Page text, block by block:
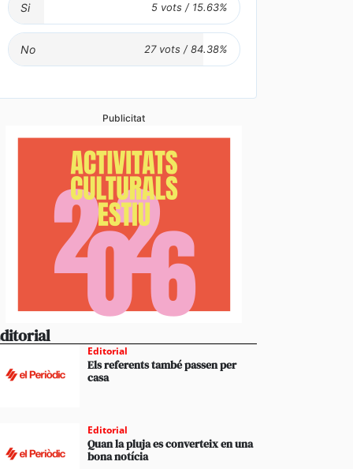
Si
No
Publicitat
Editorial
Els referents també passen per
casa
Editorial
Quan la pluja es converteix en una
bona notícia